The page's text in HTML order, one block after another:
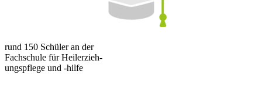
rund 150 Schüler an der
Fachschule für Heilerzieh-
ungspflege und -hilfe